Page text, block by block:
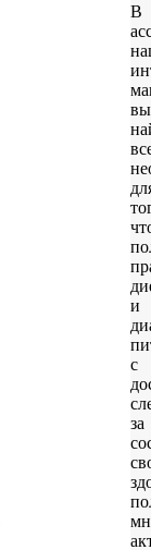
В
вы
и
с
за